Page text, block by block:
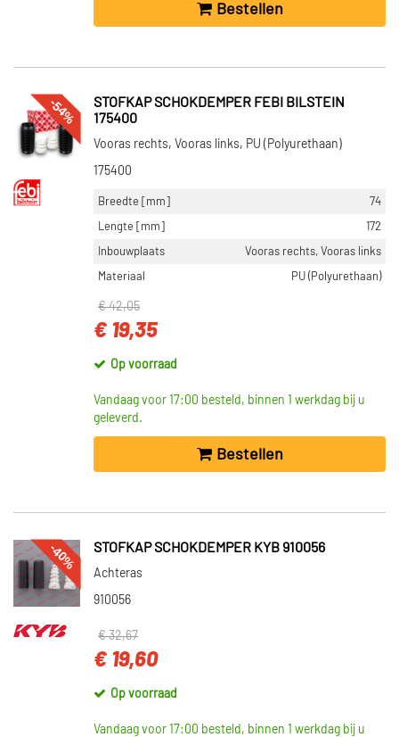
Bestellen
-54%
STOFKAP SCHOKDEMPER FEBI BILSTEIN
175400
Vooras rechts, Vooras links, PU (Polyurethaan)
175400
Breedte [mm]
74
Lengte [mm]
172
Inbouwplaats
Vooras rechts, Vooras links
Materiaal
PU (Polyurethaan)
€ 42,05
€ 19,35
Op voorraad
Vandaag voor 17:00 besteld, binnen 1 werkdag bij u
geleverd.
Bestellen
-40% STOFKAP SCHOKDEMPER KYB 910056
Achteras
910056
€ 32,67
€ 19,60
Op voorraad
Vandaag voor 17:00 besteld, binnen 1 werkdag bij u